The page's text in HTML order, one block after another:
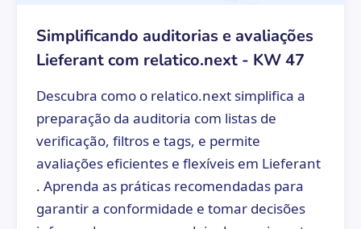
Simplificando auditorias e avaliações
Lieferant com relatico.next - KW 47
Descubra como o relatico.next simplifica a
preparação da auditoria com listas de
verificação, filtros e tags, e permite
avaliações eficientes e flexíveis em Lieferant
. Aprenda as práticas recomendadas para
garantir a conformidade e tomar decisões